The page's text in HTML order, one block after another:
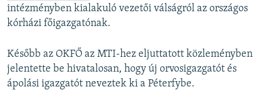
intézményben kialakuló vezetői válságról az országos
kórházi főigazgatónak.
Később az OKFŐ az MTI-hez eljuttatott közleményben
jelentette be hivatalosan, hogy új orvosigazgatót és
ápolási igazgatót neveztek ki a Péterfybe.